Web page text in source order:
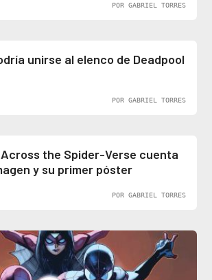
POR GABRIEL TORRES
unirse al elenco de Deadpool
POR GABRIEL TORRES
Across the Spider-Verse cuenta
y su primer póster
POR GABRIEL TORRES